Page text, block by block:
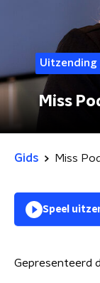
Miss
Gids Miss
Speel
Gepresenteerd